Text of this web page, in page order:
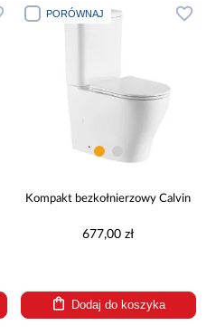
PORÓWNAJ
Kompakt bezkołnierzowy Calvin
677,00 zł
Dodaj do koszyka